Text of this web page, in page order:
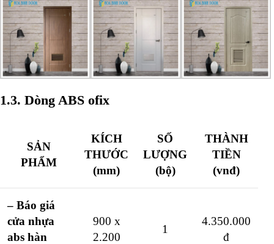
1.3. Dòng ABS ofix
SẢN
PHẨM
KÍCH
THƯỚC
(mm)
SỐ
LƯỢNG
(bộ)
THÀNH
TIỀN
(vnđ)
– Báo giá
cửa nhựa
abs hàn
900 x
2.200
1
4.350.000
đ